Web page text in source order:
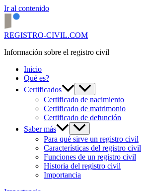
Ir al contenido
REGISTRO-CIVIL.COM
Información sobre el registro civil
Inicio
Qué es?
Certificados
Certificado de nacimiento
Certificado de matrimonio
Certificado de defunción
Saber más
Para qué sirve un registro civil
Características del registro civil
Funciones de un registro civil
Historia del registro civil
Importancia